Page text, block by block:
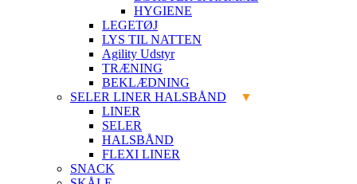
HYGIENE
LEGETØJ
LYS TIL NATTEN
Agility Udstyr
TRÆNING
BEKLÆDNING
SELER LINER HALSBÅND
LINER
SELER
HALSBÅND
FLEXI LINER
SNACK